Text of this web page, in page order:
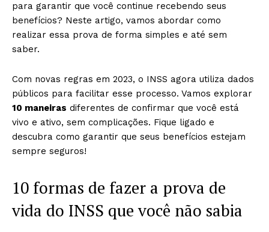
para garantir que você continue recebendo seus
benefícios? Neste artigo, vamos abordar como
realizar essa prova de forma simples e até sem
saber.
Com novas regras em 2023, o INSS agora utiliza dados
públicos para facilitar esse processo. Vamos explorar
10 maneiras diferentes de confirmar que você está
vivo e ativo, sem complicações. Fique ligado e
descubra como garantir que seus benefícios estejam
sempre seguros!
10 formas de fazer a prova de
vida do INSS que você não sabia